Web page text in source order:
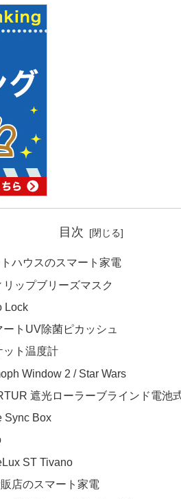
目次
ハウスのスマート家電
リップブリーズマスク
Lock
ートUV除菌ピカッシュ
ット温度計
Window 2 / Star Wars
遮光ローラーブラインド電池
Sync Box
ST Tivano
店のスマート家電